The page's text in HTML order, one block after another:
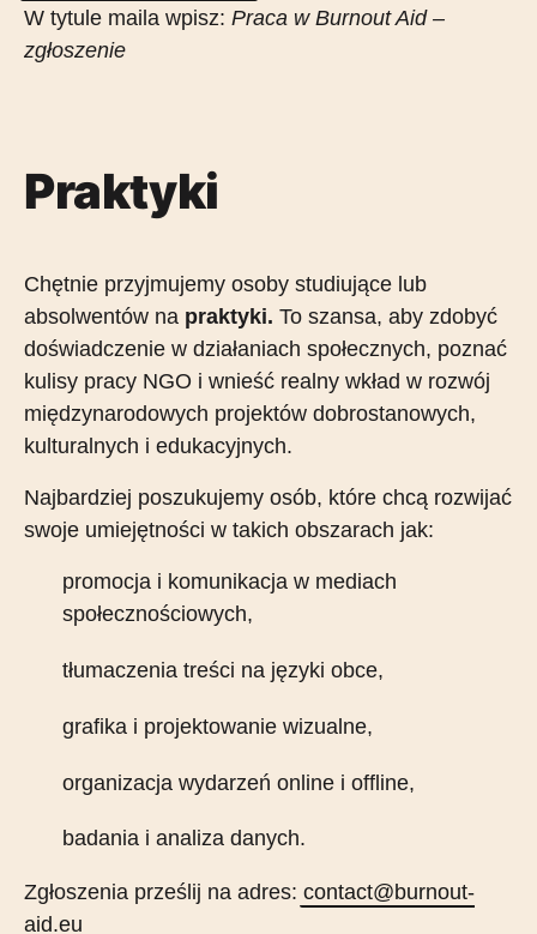
W tytule maila wpisz: Praca w Burnout Aid –
zgłoszenie
Praktyki
Chętnie przyjmujemy osoby studiujące lub
absolwentów na praktyki. To szansa, aby zdobyć
doświadczenie w działaniach społecznych, poznać
kulisy pracy NGO i wnieść realny wkład w rozwój
międzynarodowych projektów dobrostanowych,
kulturalnych i edukacyjnych.
Najbardziej poszukujemy osób, które chcą rozwijać
swoje umiejętności w takich obszarach jak:
promocja i komunikacja w mediach
społecznościowych,
tłumaczenia treści na języki obce,
grafika i projektowanie wizualne,
organizacja wydarzeń online i offline,
badania i analiza danych.
Zgłoszenia prześlij na adres: contact@burnout-
aid.eu